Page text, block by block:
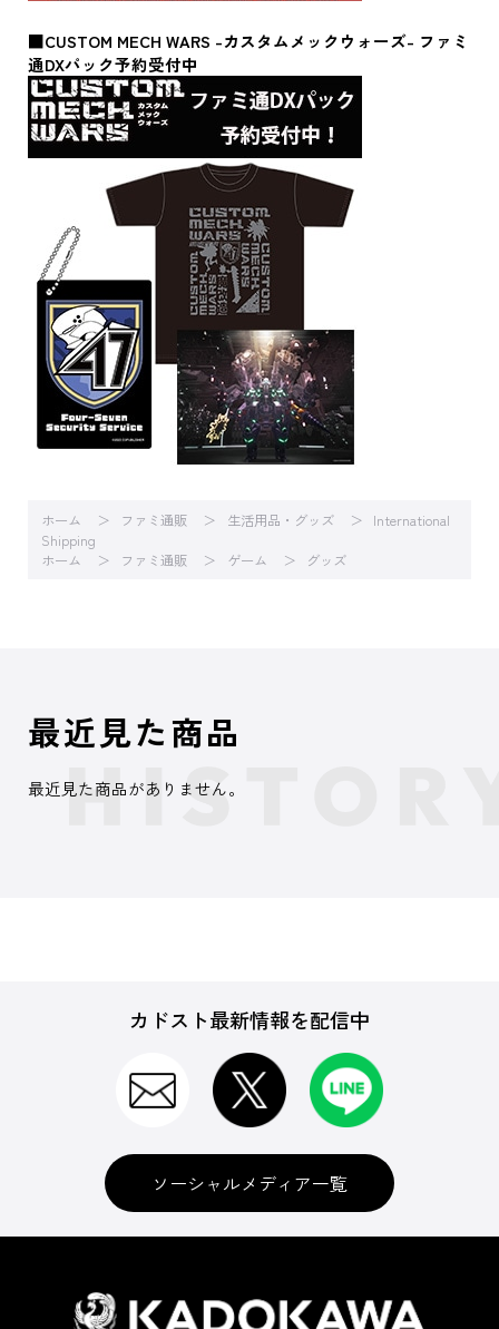
■CUSTOM MECH WARS -カスタムメックウォーズ- ファミ
通DXパック予約受付中
ホーム ファミ通販 生活用品・グッズ
International
Shipping
ホーム
ファミ通販 ゲーム グッズ
最近見た商品
最近見た商品がありません。
カドスト最新情報を配信中
ソーシャルメディア一覧